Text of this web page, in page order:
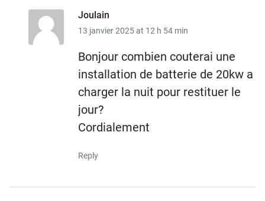
Joulain
13 janvier 2025 at 12 h 54 min
Bonjour combien couterai une
installation de batterie de 20kw a
charger la nuit pour restituer le
jour?
Cordialement
Reply